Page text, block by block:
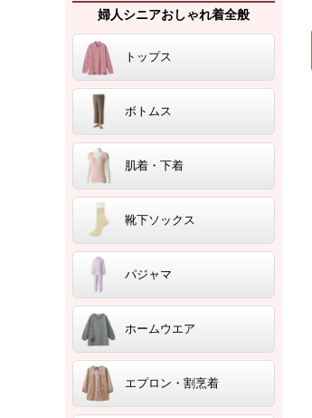
婦人シニアおしゃれ着全般
トップス
ボトムス
肌着・下着
靴下ソックス
パジャマ
ホームウエア
エプロン・割烹着